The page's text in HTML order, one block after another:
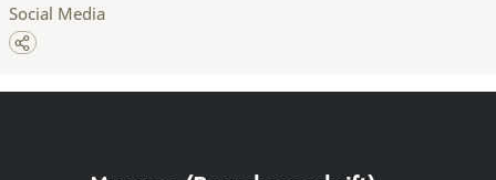
Social Media